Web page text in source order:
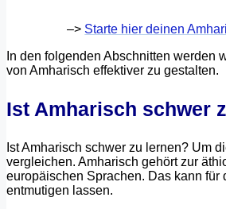
–> Starte hier deinen
In den folgenden Abschnitten werden
von Amharisch effektiver zu gestalten.
Ist Amharisch schwer
Ist Amharisch schwer zu lernen? Um
vergleichen. Amharisch gehört zur
europäischen Sprachen. Das kann
entmutigen lassen.